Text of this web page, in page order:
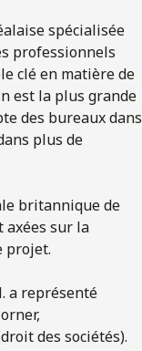
spécialisée
professionnels
clé en matière de
est la plus grande
des bureaux dans
plus de
britannique de
axées sur la
projet.
a représenté
des sociétés).